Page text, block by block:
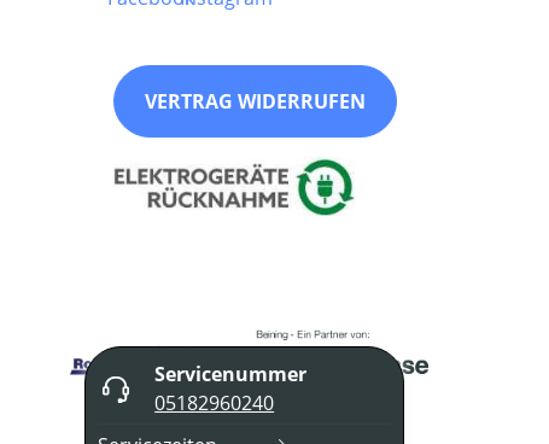
VERTRAG WIDERRUFEN
Servicenummer
05182960240